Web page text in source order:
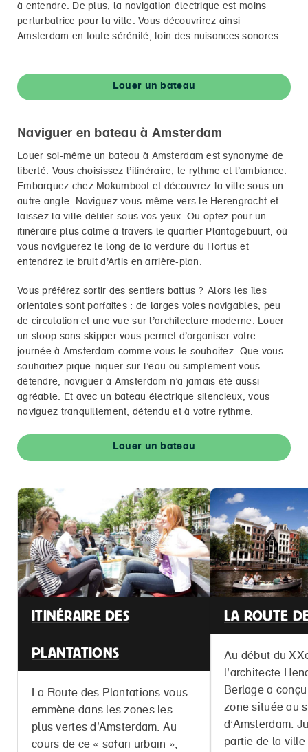
à entendre. De plus, la navigation électrique est moins
perturbatrice pour la ville. Vous découvrirez ainsi
Amsterdam en toute sérénité, loin des nuisances sonores.
Louer un bateau
Naviguer en bateau à Amsterdam
Louer soi-même un bateau à Amsterdam est synonyme de
liberté. Vous choisissez l’itinéraire, le rythme et l’ambiance.
Embarquez chez Mokumboot et découvrez la ville sous un
autre angle. Naviguez vous-même vers le Herengracht et
laissez la ville défiler sous vos yeux. Ou optez pour un
itinéraire plus calme à travers le quartier Plantagebuurt, où
vous naviguerez le long de la verdure du Hortus et
entendrez le bruit d’Artis en arrière-plan.
Vous préférez sortir des sentiers battus ? Alors les îles
orientales sont parfaites : de larges voies navigables, peu
de circulation et une vue sur l’architecture moderne. Louer
un sloop sans skipper vous permet d’organiser votre
journée à Amsterdam comme vous le souhaitez. Que vous
souhaitiez pique-niquer sur l’eau ou simplement vous
détendre, naviguer à Amsterdam n’a jamais été aussi
agréable. Et avec un bateau électrique silencieux, vous
naviguez tranquillement, détendu et à votre rythme.
Louer un bateau
ITINÉRAIRE DES
PLANTATIONS
La Route des Plantations vous
emmène dans les zones les
plus vertes d’Amsterdam. Au
cours de ce « safari urbain »,
LA ROUTE
Au début du
l’architecte
Berlage a
zone située au
d’Amsterdam.
partie de la